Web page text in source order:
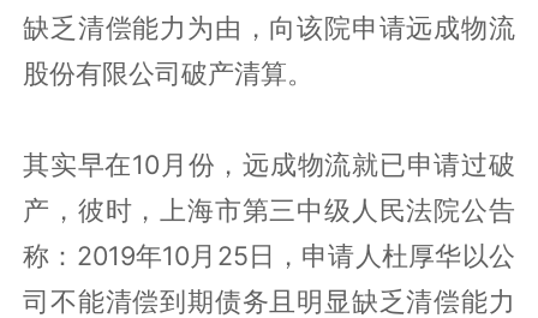
缺乏清偿能力为由，向该院申请远成物流
股份有限公司破产清算。
其实早在10月份，远成物流就已申请过破
产，彼时，上海市第三中级人民法院公告
称：2019年10月25日，申请人杜厚华以公
司不能清偿到期债务且明显缺乏清偿能力